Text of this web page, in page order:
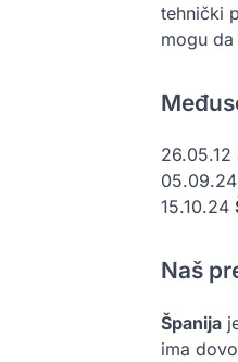
tehnički
mogu
26.05.12
15.10.24
Naš
Španija
ima